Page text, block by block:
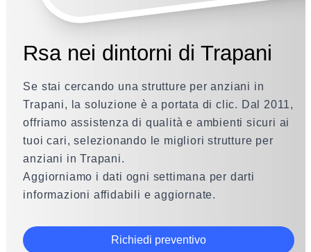
Rsa nei dintorni di Trapani
Se stai cercando una strutture per anziani in
Trapani, la soluzione è a portata di clic. Dal 2011,
offriamo assistenza di qualità e ambienti sicuri ai
tuoi cari, selezionando le migliori strutture per
anziani in Trapani.
Aggiorniamo i dati ogni settimana per darti
informazioni affidabili e aggiornate.
Richiedi preventivo